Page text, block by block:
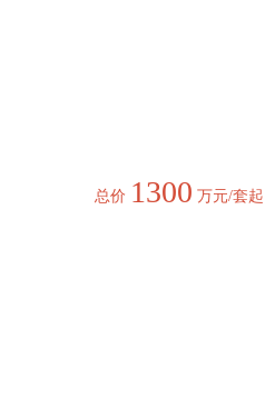
(印悦城东侧)
总价 1300 万元/套起